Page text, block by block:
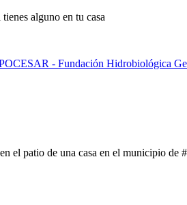
alguno en tu casa
el patio de una casa en el municipio